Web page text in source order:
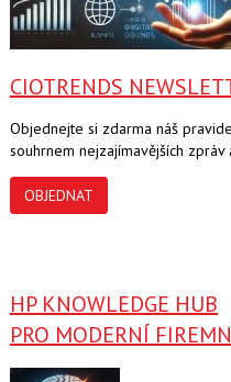
CIOTRENDS
Objednejte si zdarma náš
souhrnem nejzajímavějších zpráv
OBJEDNAT
HP KNOWLEDGE HUB
PRO MODERNÍ